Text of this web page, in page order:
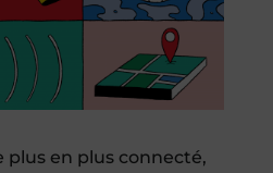
plus en plus connecté,